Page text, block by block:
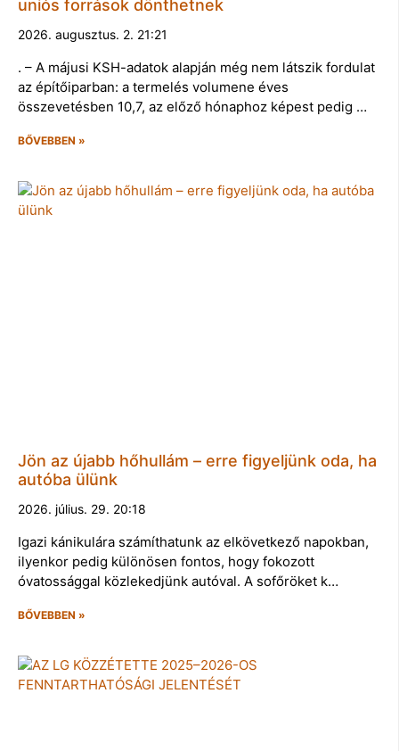
uniós források dönthetnek
2026. augusztus. 2. 21:21
. – A májusi KSH-adatok alapján még nem látszik fordulat
az építőiparban: a termelés volumene éves
összevetésben 10,7, az előző hónaphoz képest pedig …
BŐVEBBEN »
Jön az újabb hőhullám – erre figyeljünk oda, ha
autóba ülünk
2026. július. 29. 20:18
Igazi kánikulára számíthatunk az elkövetkező napokban,
ilyenkor pedig különösen fontos, hogy fokozott
óvatossággal közlekedjünk autóval. A sofőröket k…
BŐVEBBEN »